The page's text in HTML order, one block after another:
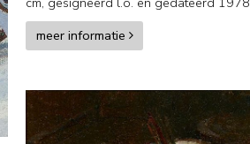
meer informatie